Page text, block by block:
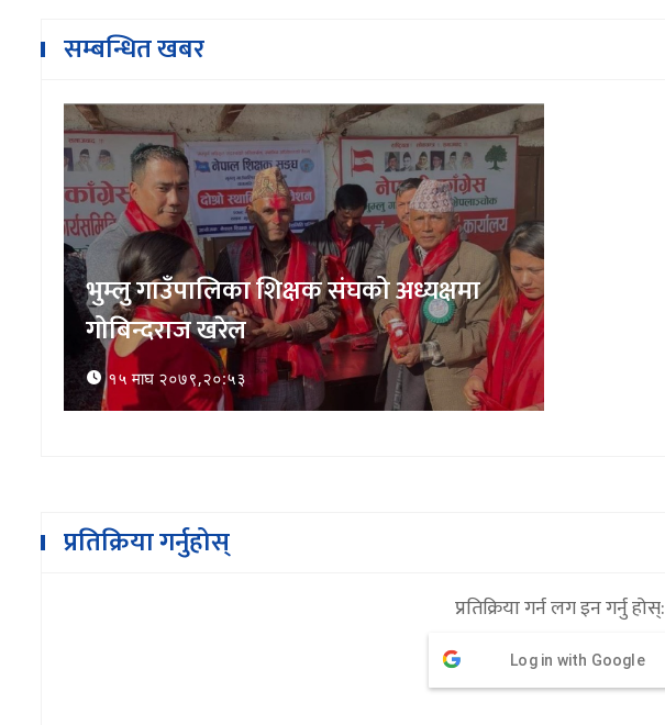
सम्बन्धित खबर
भुम्लु गाउँपालिका शिक्षक संघको अध्यक्षमा
गोबिन्दराज खरेल
१५ माघ २०७९,२०:५३
प्रतिक्रिया गर्नुहोस्
प्रतिक्रिया गर्न लग इन गर्नु होस्:
Log in with Google